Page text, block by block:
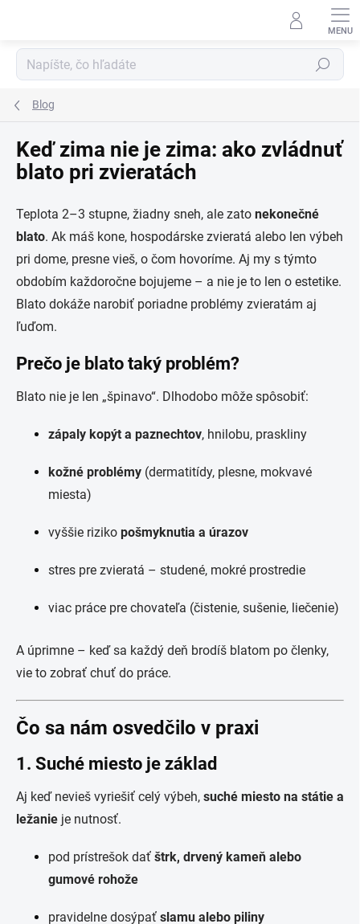
Hľadať
Blog
Keď zima nie je zima: ako zvládnuť
blato pri zvieratách
Teplota 2–3 stupne, žiadny sneh, ale zato nekonečné
blato. Ak máš kone, hospodárske zvieratá alebo len výbeh
pri dome, presne vieš, o čom hovoríme. Aj my s týmto
obdobím každoročne bojujeme – a nie je to len o estetike.
Blato dokáže narobiť poriadne problémy zvieratám aj
ľuďom.
Prečo je blato taký problém?
Blato nie je len „špinavo“. Dlhodobo môže spôsobiť:
zápaly kopýt a paznechtov, hnilobu, praskliny
kožné problémy (dermatitídy, plesne, mokvavé
miesta)
vyššie riziko pošmyknutia a úrazov
stres pre zvieratá – studené, mokré prostredie
viac práce pre chovateľa (čistenie, sušenie, liečenie)
A úprimne – keď sa každý deň brodíš blatom po členky,
vie to zobrať chuť do práce.
Čo sa nám osvedčilo v praxi
1. Suché miesto je základ
Aj keď nevieš vyriešiť celý výbeh, suché miesto na státie a
ležanie je nutnosť.
pod prístrešok dať štrk, drvený kameň alebo
gumové rohože
pravidelne dosýpať slamu alebo piliny